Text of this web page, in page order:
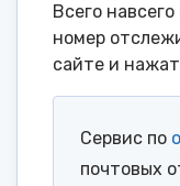
Всего
номер
сайте и
Сервис по
почтовых